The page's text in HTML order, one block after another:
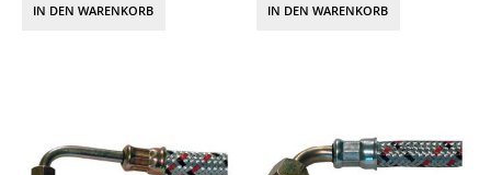
IN DEN WARENKORB IN DEN WARENKORB